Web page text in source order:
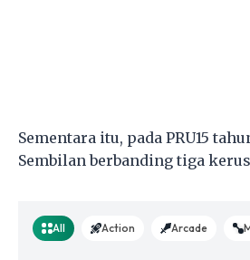
Sementara itu, pada PRU15
Sembilan berbanding tiga